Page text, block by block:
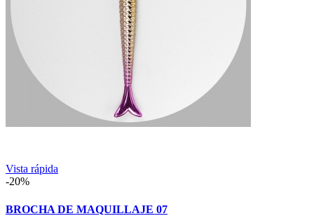
Vista rápida
-20%
BROCHA DE MAQUILLAJE 07